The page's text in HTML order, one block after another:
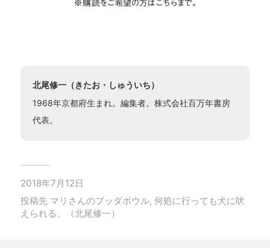
北尾修一（きたお・しゅういち）
1968年京都府生まれ。編集者。株式会社百万年書房
代表。
2018年7月12日
投稿先 マリさんのブッダボウル, 何処に行っても犬に吠
えられる。（北尾修一）